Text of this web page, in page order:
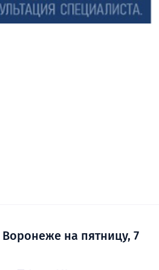
на пятницу, 7